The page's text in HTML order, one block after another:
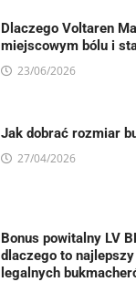
Dlaczego Voltaren
miejscowym bólu i
23/06/2026
Jak dobrać rozmiar
27/04/2026
Bonus powitalny LV
dlaczego to
legalnych